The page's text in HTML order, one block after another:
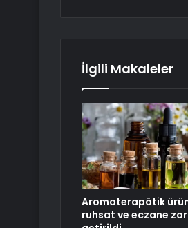
İlgili Makaleler
Aromaterapötik
ruhsat ve eczane